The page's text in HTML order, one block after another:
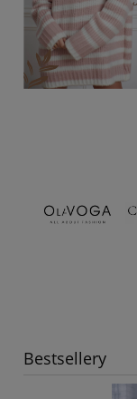
Bestsellery